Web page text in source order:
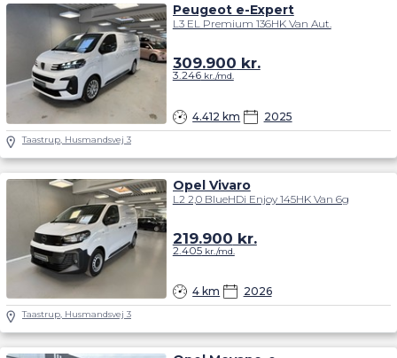
Peugeot e-Expert
L3 EL Premium 136HK Van Aut.
4.412 km 2025
309.900 kr.
3.246kr./md.
Taastrup, Husmandsvej 3
Opel Vivaro
L2 2,0 BlueHDi Enjoy 145HK Van 6g
4 km 2026
219.900 kr.
2.405kr./md.
Taastrup, Husmandsvej 3